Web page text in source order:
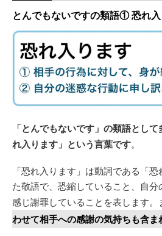
とんでもないですの類語① 恐れ入
「とんでもないです」の類語とし
れ入ります」という言葉です。
「恐れ入ります」は動詞である「
た敬語で、恐縮していること、自分
感じ謝罪していることを表します。
わせて相手への感謝の気持ちも含ま